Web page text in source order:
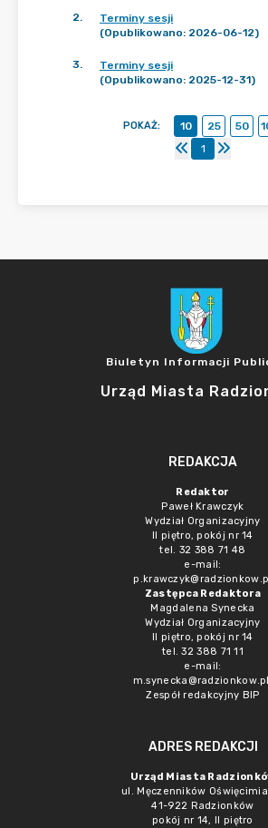
2.
Terminy sesji
(Opublikowano: 2026-06-12)
3.
Terminy sesji
(Opublikowano: 2025-12-31)
POKAŻ: 10 25 50
1
Biuletyn Informacji
Urząd Miasta
REDAKCJA
Redaktor
Paweł Krawczyk
Wydział Organizacyjny
II piętro, pokój nr 14
tel. 32 388 71 48
e-mail:
Zastępca Redaktora
Magdalena Synecka
Wydział Organizacyjny
II piętro, pokój nr 14
tel. 32 388 71 11
e-mail:
m.synecka@radzionkow.pl
Zespół redakcyjny BIP
ADRES REDAKCJI
Urząd Miasta
ul. Męczenników
41-922 Radzionków
pokój nr 14, II piętro